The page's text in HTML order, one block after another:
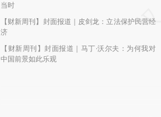
当时
【财新周刊】封面报道｜皮剑龙：立法保护民营经
济
【财新周刊】封面报道｜马丁·沃尔夫：为何我对
中国前景如此乐观